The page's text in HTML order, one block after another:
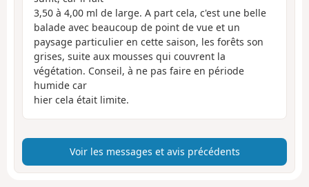
3,50 à 4,00 ml de large. A part cela, c'est une belle
balade avec beaucoup de point de vue et un
paysage particulier en cette saison, les forêts son
grises, suite aux mousses qui couvrent la
végétation. Conseil, à ne pas faire en période
humide car
hier cela était limite.
Voir les messages et avis précédents